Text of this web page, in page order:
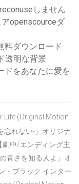
しません
openscourceダ
料ダウンロード
透明な背景
ドをあなたに愛を
Life (Original Motion
忘れない-」オリジナ
劇中/エンディング主
青さを知る人よ」オ
・ブラック インター